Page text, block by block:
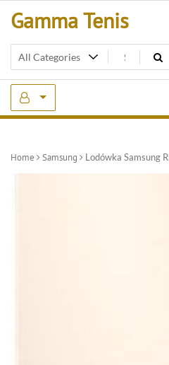
Gamma Tenis
Home Samsung Lodówka Samsung